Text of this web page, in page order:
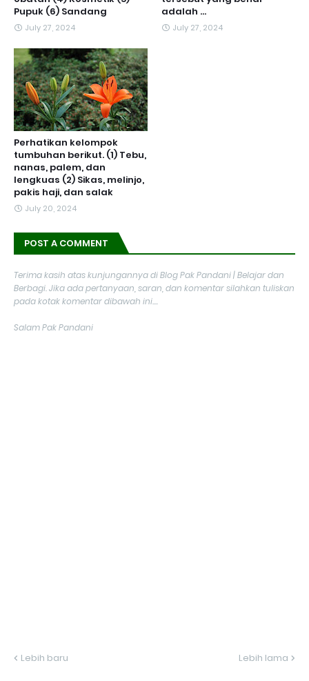
Pupuk (6) Sandang
July 27, 2024
adalah ...
July 27, 2024
Perhatikan kelompok
tumbuhan berikut. (1) Tebu,
nanas, palem, dan
lengkuas (2) Sikas, melinjo,
pakis haji, dan salak
July 20, 2024
POST A COMMENT
Terima kasih atas kunjungannya di Blog Pak Pandani | Belajar dan
Berbagi. Jika ada pertanyaan, saran, dan komentar silahkan tuliskan
pada kotak komentar dibawah ini....
Salam Pak Pandani
Lebih baru Lebih lama